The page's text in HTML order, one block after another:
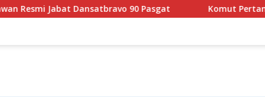
Jabat Dansatbravo 90 Pasgat Komut Pertamina